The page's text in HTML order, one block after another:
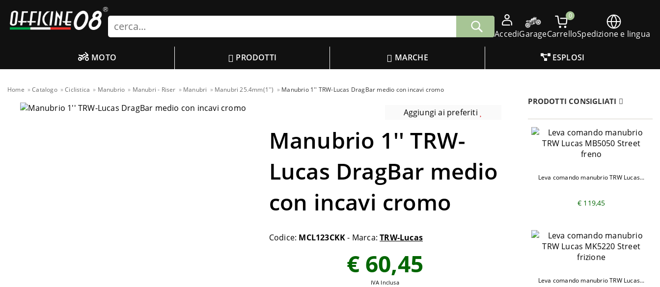
Search
AccediGarage
0
CarrelloSpedizione e lingua
MOTO PRODOTTI MARCHE ESPLOSI
Home Catalogo Ciclistica Manubrio Manubri - Riser Manubri Manubri 25.4mm(1'') Manubrio 1'' TRW-Lucas DragBar medio con incavi cromo
Aggiungi ai preferiti
Manubrio 1'' TRW-
Lucas DragBar medio
con incavi cromo
Codice: MCL123CKK- Marca:TRW-Lucas
€ 60,45
IVA Inclusa
PRODOTTI CONSIGLIATI
Leva comando manubrio TRW Lucas...
€ 119,45
Leva comando manubrio TRW Lucas...